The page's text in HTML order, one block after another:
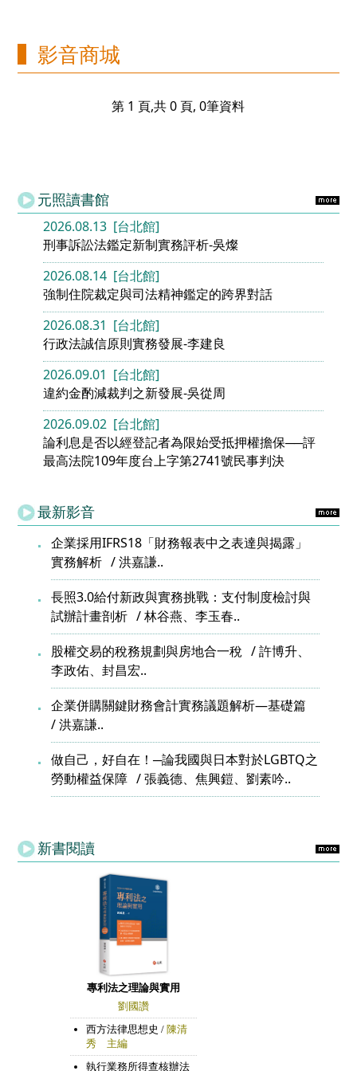
影音商城
第 1 頁,共 0 頁, 0筆資料
元照讀書館
2026.08.13 [台北館]
刑事訴訟法鑑定新制實務評析-吳燦
2026.08.14 [台北館]
強制住院裁定與司法精神鑑定的跨界對話
2026.08.31 [台北館]
行政法誠信原則實務發展-李建良
2026.09.01 [台北館]
違約金酌減裁判之新發展-吳從周
2026.09.02 [台北館]
論利息是否以經登記者為限始受抵押權擔保──評
最高法院109年度台上字第2741號民事判決
最新影音
企業採用IFRS18「財務報表中之表達與揭露」
實務解析
洪嘉謙..
長照3.0給付新政與實務挑戰：支付制度檢討與
試辦計畫剖析
林谷燕、李玉春..
股權交易的稅務規劃與房地合一稅
許博升、
李政佑、封昌宏..
企業併購關鍵財務會計實務議題解析—基礎篇
洪嘉謙..
做自己，好自在！─論我國與日本對於LGBTQ之
勞動權益保障
張義德、焦興鎧、劉素吟..
新書閱讀